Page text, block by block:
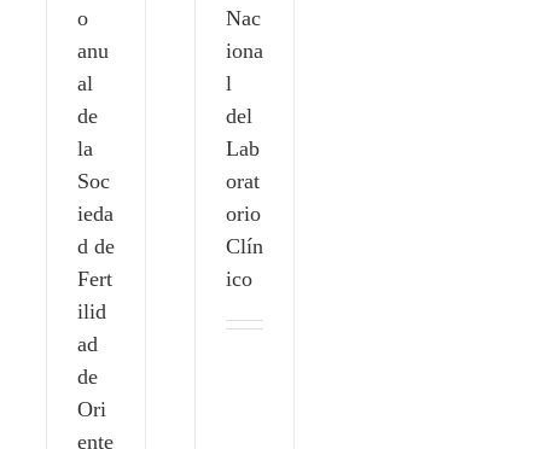
o
anu
al
de
la
Soc
ieda
d de
Fert
ilid
ad
de
Ori
ente
Nac
iona
l
del
Lab
orat
orio
Clín
ico